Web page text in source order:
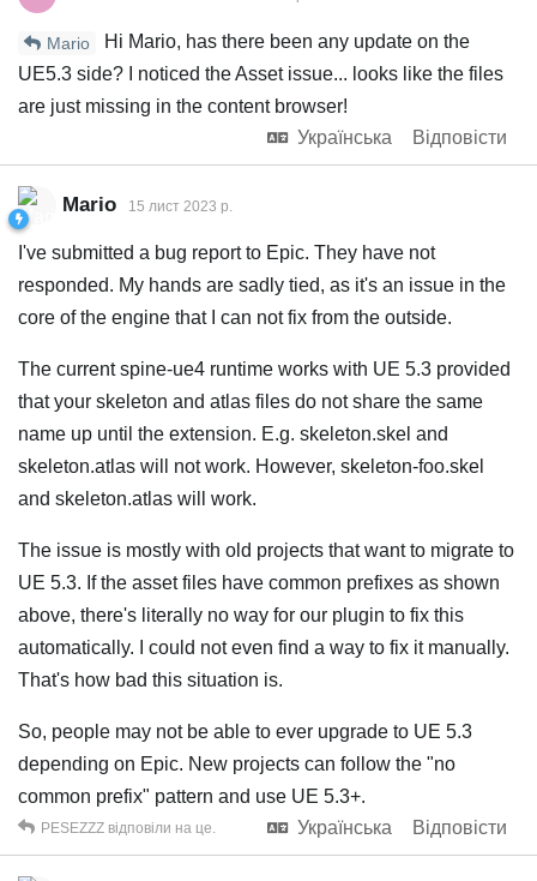
Mario
Hi Mario, has there been any update on the
UE5.3 side? I noticed the Asset issue... looks like the files
are just missing in the content browser!
Українська
Відповісти
Mario 15 лист 2023 р.
I've submitted a bug report to Epic. They have not
responded. My hands are sadly tied, as it's an issue in the
core of the engine that I can not fix from the outside.
The current spine-ue4 runtime works with UE 5.3 provided
that your skeleton and atlas files do not share the same
name up until the extension. E.g. skeleton.skel and
skeleton.atlas will not work. However, skeleton-foo.skel
and skeleton.atlas will work.
The issue is mostly with old projects that want to migrate to
UE 5.3. If the asset files have common prefixes as shown
above, there's literally no way for our plugin to fix this
automatically. I could not even find a way to fix it manually.
That's how bad this situation is.
So, people may not be able to ever upgrade to UE 5.3
depending on Epic. New projects can follow the "no
common prefix" pattern and use UE 5.3+.
Українська
Відповісти
PESEZZZ відповіли на це.